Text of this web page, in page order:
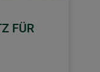
FÜR